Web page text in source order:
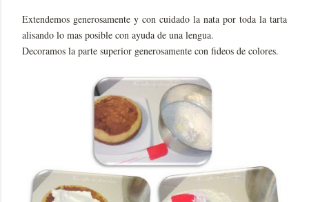
Extendemos generosamente y con cuidado la nata por toda la tarta
alisando lo mas posible con ayuda de una lengua.
Decoramos la parte superior generosamente con fideos de colores.